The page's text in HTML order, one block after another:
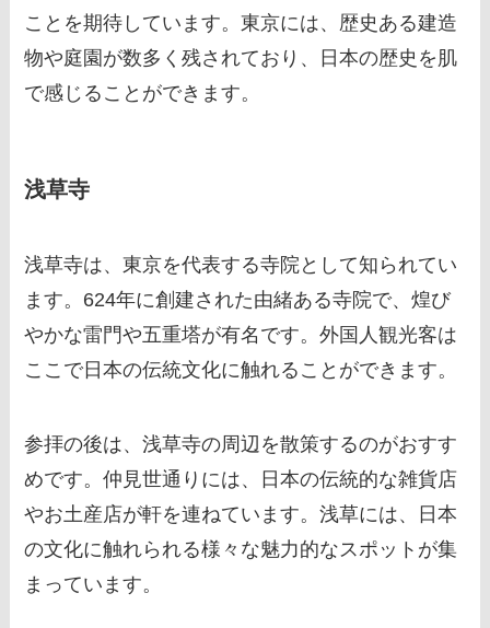
ことを期待しています。東京には、歴史ある建造
物や庭園が数多く残されており、日本の歴史を肌
で感じることができます。
浅草寺
浅草寺は、東京を代表する寺院として知られてい
ます。624年に創建された由緒ある寺院で、煌び
やかな雷門や五重塔が有名です。外国人観光客は
ここで日本の伝統文化に触れることができます。
参拝の後は、浅草寺の周辺を散策するのがおすす
めです。仲見世通りには、日本の伝統的な雑貨店
やお土産店が軒を連ねています。浅草には、日本
の文化に触れられる様々な魅力的なスポットが集
まっています。